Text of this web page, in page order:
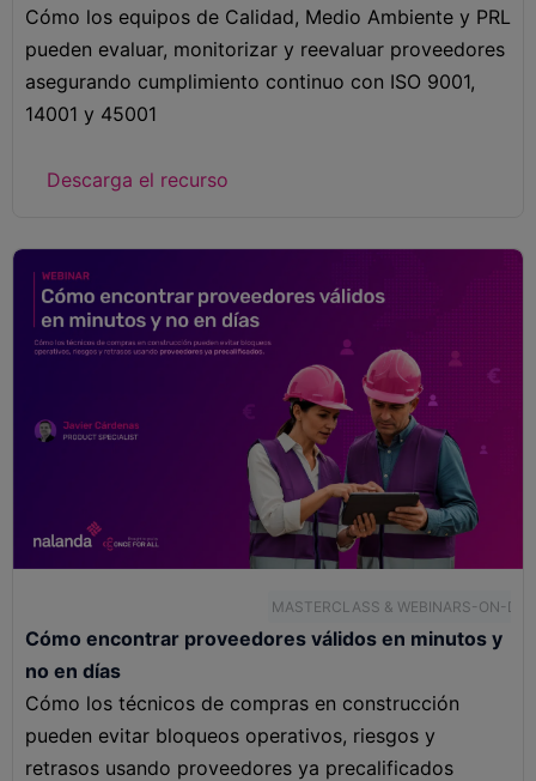
Cómo los equipos de Calidad, Medio Ambiente y PRL
pueden evaluar, monitorizar y reevaluar proveedores
asegurando cumplimiento continuo con ISO 9001,
14001 y 45001
Descarga el recurso
MASTERCLASS & WEBINARS-ON-
Cómo encontrar proveedores válidos en minutos y
no en días
Cómo los técnicos de compras en construcción
pueden evitar bloqueos operativos, riesgos y
retrasos usando proveedores ya precalificados